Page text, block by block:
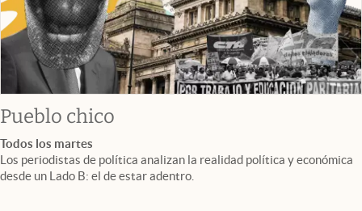
Pueblo chico
Todos los martes
Los periodistas de política analizan la realidad política y económica
desde un Lado B: el de estar adentro.